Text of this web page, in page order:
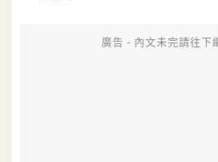
廣告 - 內文未完請往下